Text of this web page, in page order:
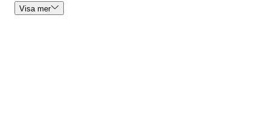
Visa mer